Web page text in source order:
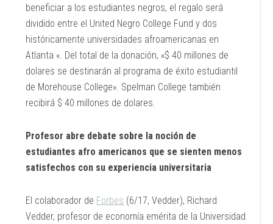
beneficiar a los estudiantes negros, el regalo será
dividido entre el United Negro College Fund y dos
históricamente universidades afroamericanas en
Atlanta «. Del total de la donación, «$ 40 millones de
dolares se destinarán al programa de éxito estudiantil
de Morehouse College». Spelman College también
recibirá $ 40 millones de dolares.
Profesor abre debate sobre la noción de
estudiantes afro americanos que se sienten menos
satisfechos con su experiencia universitaria
El colaborador de Forbes (6/17, Vedder), Richard
Vedder, profesor de economía emérita de la Universidad